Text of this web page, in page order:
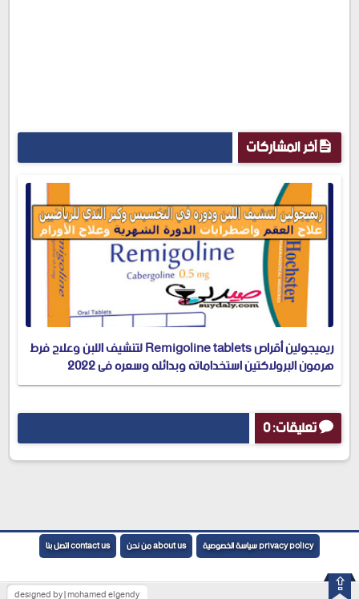
آخر المشاركات
ريميجولين أقراص Remigoline tablets لتنشيف اللبن وعلاج فرط
هرمون البرولاكتين استخداماته وبدائله وسعره في 2022
تعليقات: 0
إرسال تعليق
privacy policy سياسة الخصوصية about us من نحن contact us اتصل بنا
⇪
designed by | mohamed elgendy